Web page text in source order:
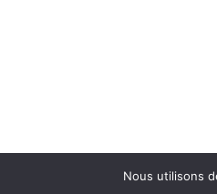
Nous utilisons